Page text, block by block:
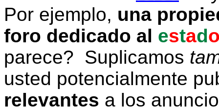
Por ejemplo, una
foro dedicado al estad
parece? Suplicamos
usted potencialmente
relevantes a los